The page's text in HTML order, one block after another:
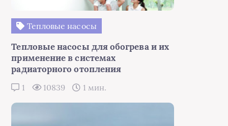
Тепловые насосы
Тепловые насосы для обогрева и их
применение в системах
радиаторного отопления
1 10839 1 мин.